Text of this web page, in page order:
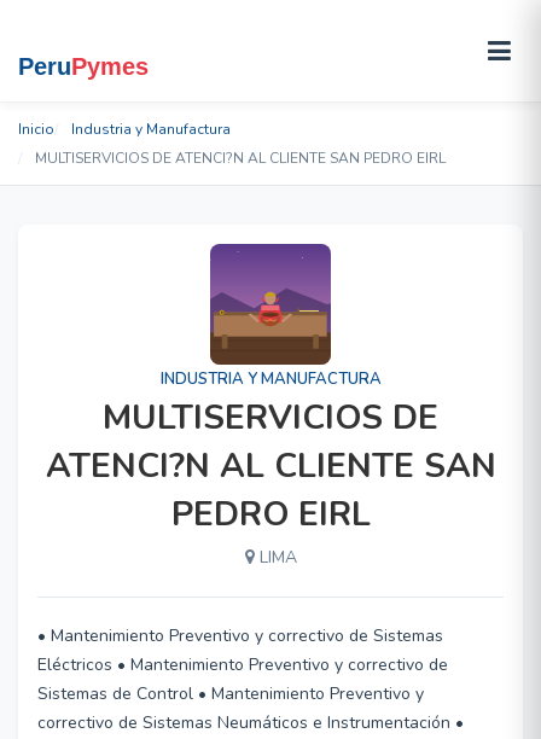
Inicio
Industria y Manufactura
MULTISERVICIOS DE ATENCI?N AL CLIENTE SAN PEDRO EIRL
INDUSTRIA Y MANUFACTURA
MULTISERVICIOS DE
ATENCI?N AL CLIENTE SAN
PEDRO EIRL
LIMA
• Mantenimiento Preventivo y correctivo de Sistemas
Eléctricos • Mantenimiento Preventivo y correctivo de
Sistemas de Control • Mantenimiento Preventivo y
correctivo de Sistemas Neumáticos e Instrumentación •